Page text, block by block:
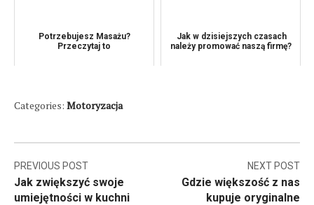
Potrzebujesz Masażu?
Przeczytaj to
Jak w dzisiejszych czasach
należy promować naszą firmę?
Categories: Motoryzacja
Nawigacja
wpisu
PREVIOUS POST
Jak zwiększyć swoje
umiejętności w kuchni
NEXT POST
Gdzie większość z nas
kupuje oryginalne